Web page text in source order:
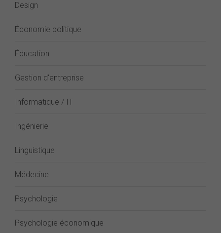
Design
Économie politique
Éducation
Gestion d'entreprise
Informatique / IT
Ingénierie
Linguistique
Médecine
Psychologie
Psychologie économique